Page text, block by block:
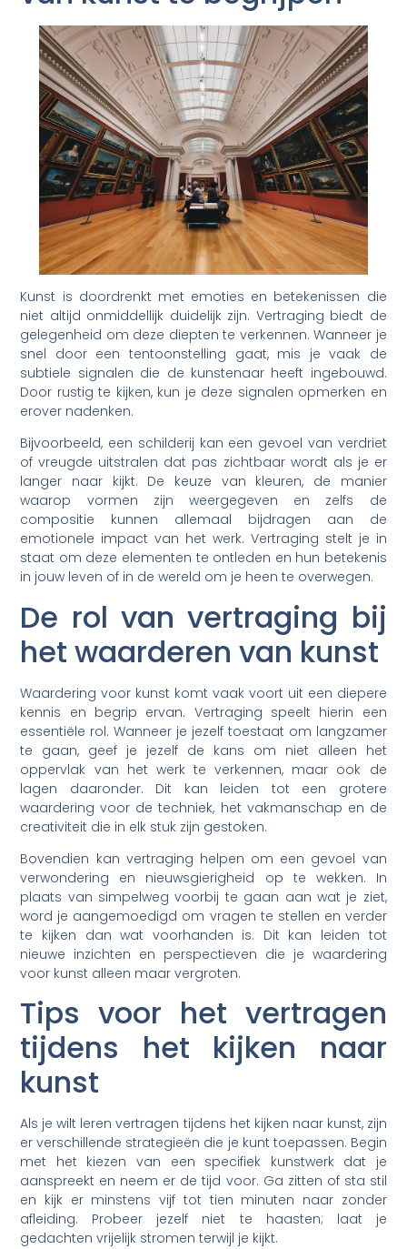
Kunst is doordrenkt met emoties en betekenissen die
niet altijd onmiddellijk duidelijk zijn. Vertraging biedt de
gelegenheid om deze diepten te verkennen. Wanneer je
snel door een tentoonstelling gaat, mis je vaak de
subtiele signalen die de kunstenaar heeft ingebouwd.
Door rustig te kijken, kun je deze signalen opmerken en
erover nadenken.
Bijvoorbeeld, een schilderij kan een gevoel van verdriet
of vreugde uitstralen dat pas zichtbaar wordt als je er
langer naar kijkt. De keuze van kleuren, de manier
waarop vormen zijn weergegeven en zelfs de
compositie kunnen allemaal bijdragen aan de
emotionele impact van het werk. Vertraging stelt je in
staat om deze elementen te ontleden en hun betekenis
in jouw leven of in de wereld om je heen te overwegen.
De rol van vertraging bij
het waarderen van kunst
Waardering voor kunst komt vaak voort uit een diepere
kennis en begrip ervan. Vertraging speelt hierin een
essentiële rol. Wanneer je jezelf toestaat om langzamer
te gaan, geef je jezelf de kans om niet alleen het
oppervlak van het werk te verkennen, maar ook de
lagen daaronder. Dit kan leiden tot een grotere
waardering voor de techniek, het vakmanschap en de
creativiteit die in elk stuk zijn gestoken.
Bovendien kan vertraging helpen om een gevoel van
verwondering en nieuwsgierigheid op te wekken. In
plaats van simpelweg voorbij te gaan aan wat je ziet,
word je aangemoedigd om vragen te stellen en verder
te kijken dan wat voorhanden is. Dit kan leiden tot
nieuwe inzichten en perspectieven die je waardering
voor kunst alleen maar vergroten.
Tips voor het vertragen
tijdens het kijken naar
kunst
Als je wilt leren vertragen tijdens het kijken naar kunst, zijn
er verschillende strategieën die je kunt toepassen. Begin
met het kiezen van een specifiek kunstwerk dat je
aanspreekt en neem er de tijd voor. Ga zitten of sta stil
en kijk er minstens vijf tot tien minuten naar zonder
afleiding. Probeer jezelf niet te haasten; laat je
gedachten vrijelijk stromen terwijl je kijkt.